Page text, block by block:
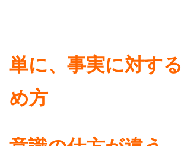
単に、事実に対する
め方